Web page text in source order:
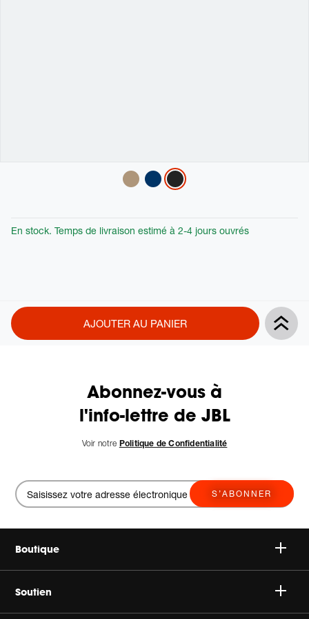
En stock. Temps de livraison estimé à 2-4 jours ouvrés
Product
Actions
Add
to
AJOUTER AU PANIER
Abonnez-vous à
l'info-lettre de JBL
Voir notre Politique de Confidentialité
S’ABONNER
Boutique
Speakers
Soutien